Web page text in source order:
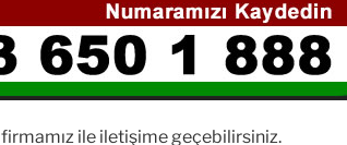
ile iletişime geçebilirsiniz.